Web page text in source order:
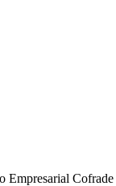
Empresarial Cofrade